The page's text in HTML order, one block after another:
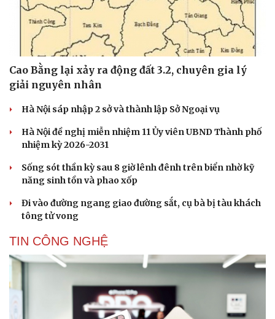
Cao Bằng lại xảy ra động đất 3.2, chuyên gia lý
giải nguyên nhân
Hà Nội sáp nhập 2 sở và thành lập Sở Ngoại vụ
Hà Nội đề nghị miễn nhiệm 11 Ủy viên UBND Thành phố
nhiệm kỳ 2026-2031
Sống sót thần kỳ sau 8 giờ lênh đênh trên biển nhờ kỹ
năng sinh tồn và phao xốp
Đi vào đường ngang giao đường sắt, cụ bà bị tàu khách
tông tử vong
TIN CÔNG NGHỆ